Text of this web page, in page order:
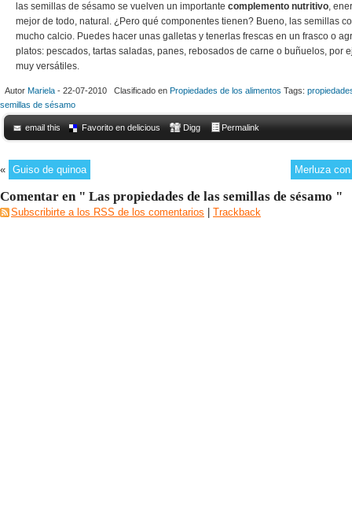
las semillas de sésamo se vuelven un importante complemento nutritivo,
mejor de todo, natural. ¿Pero qué componentes tienen? Bueno, las semillas
mucho calcio. Puedes hacer unas galletas y tenerlas frescas en un frasco o
platos: pescados, tartas saladas, panes, rebosados de carne o buñuelos, por
muy versátiles.
Autor Mariela - 22-07-2010 Clasificado en Propiedades de los alimentos Tags:
semillas de sésamo
email this Favorito en delicious Digg Permalink
« Guiso de quinoa Merluza
Comentar en " Las propiedades de las semillas de sésamo "
Subscribirte a los RSS de los comentarios Trackback